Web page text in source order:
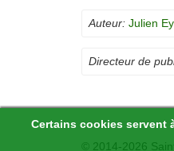
Certains cookies servent
Auteur: Julien
Directeur de
© 2014-2026